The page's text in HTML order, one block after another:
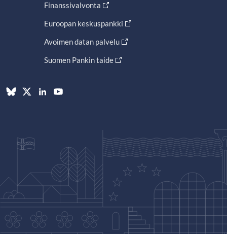
Finanssivalvonta
Euroopan keskuspankki
Avoimen datan palvelu
Suomen Pankin taide